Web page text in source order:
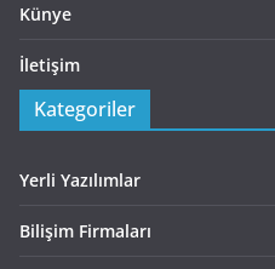
Künye
İletişim
Kategoriler
Yerli Yazılımlar
Bilişim Firmaları